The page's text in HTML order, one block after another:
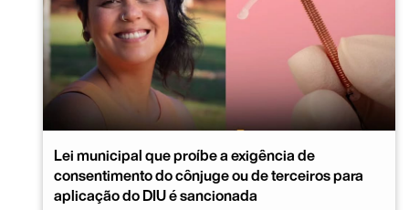
Lei municipal que proíbe a exigência de
consentimento do cônjuge ou de terceiros para
aplicação do DIU é sancionada